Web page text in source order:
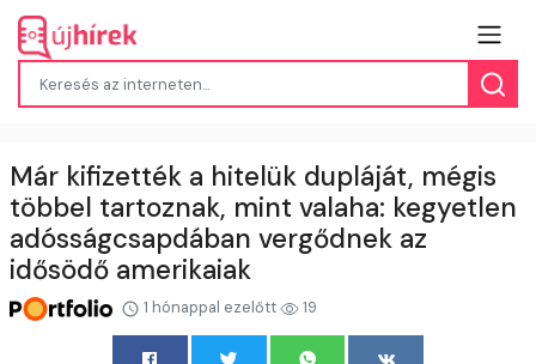
Már kifizették a hitelük dupláját, mégis
többel tartoznak, mint valaha: kegyetlen
adósságcsapdában vergődnek az
idősödő amerikaiak
1 hónappal ezelőtt 19